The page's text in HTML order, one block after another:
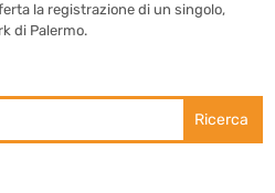
la registrazione di un singolo,
di Palermo.